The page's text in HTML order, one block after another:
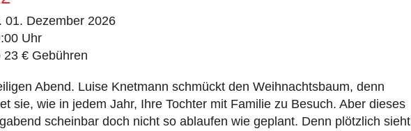
01. Dezember 2026
Uhr
23 € Gebühren
Abend. Luise Knetmann schmückt den Weihnachtsbaum, denn
sie, wie in jedem Jahr, Ihre Tochter mit Familie zu Besuch. Aber dieses
scheinbar doch nicht so ablaufen wie geplant. Denn plötzlich sieht